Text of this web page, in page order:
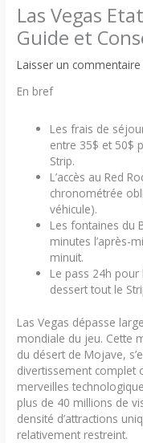
Las Vegas
Guide et
Laisser un commentaire
En bref
Les frais de
entre 35$ et 50$
Strip.
L’accès au Red
chronométrée
véhicule).
Les fontaines du
minutes l’après-
minuit.
Le pass 24h pour
dessert tout le
Las Vegas dépasse
mondiale du jeu. Cette
du désert de Mojave,
divertissement complet
merveilles
plus de 40 millions de
densité d’attractions
relativement restreint.